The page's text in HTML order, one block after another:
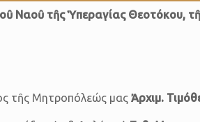
Ναοῦ τῆς Ὑπεραγίας Θεοτόκου,
τῆς Μητροπόλεώς μας Ἀρχιμ.